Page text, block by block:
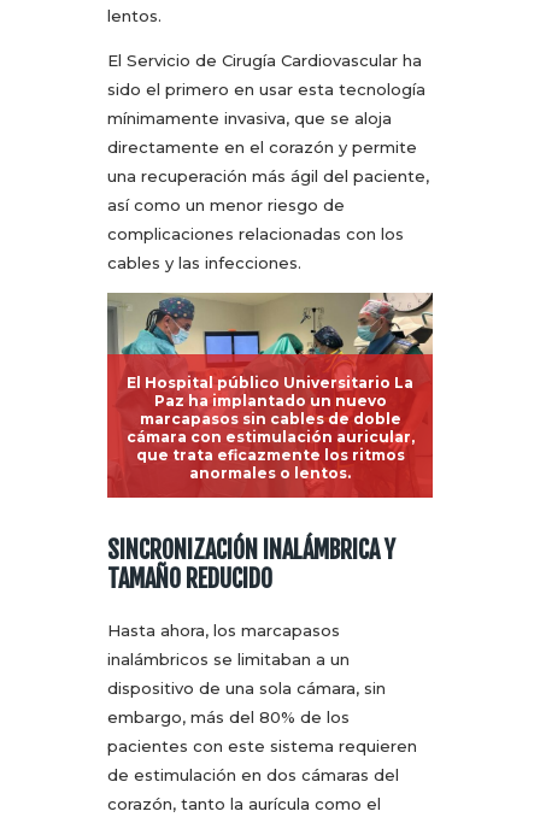
lentos.
El Servicio de Cirugía Cardiovascular ha
sido el primero en usar esta tecnología
mínimamente invasiva, que se aloja
directamente en el corazón y permite
una recuperación más ágil del paciente,
así como un menor riesgo de
complicaciones relacionadas con los
cables y las infecciones.
El Hospital público Universitario La
Paz ha implantado un nuevo
marcapasos sin cables de doble
cámara con estimulación auricular,
que trata eficazmente los ritmos
anormales o lentos.
SINCRONIZACIÓN INALÁMBRICA Y
TAMAÑO REDUCIDO
Hasta ahora, los marcapasos
inalámbricos se limitaban a un
dispositivo de una sola cámara, sin
embargo, más del 80% de los
pacientes con este sistema requieren
de estimulación en dos cámaras del
corazón, tanto la aurícula como el